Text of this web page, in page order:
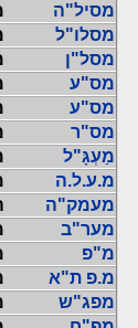
מסיל"ה
מסלו"ל
מסל"ן
מס"ע
מס"ע
מס"ר
מַעְגָּ"ל
מ.ע.ל.ה
מעמק"ה
מער"ב
מ"פ
מ.פ ת"א
מפג"ש